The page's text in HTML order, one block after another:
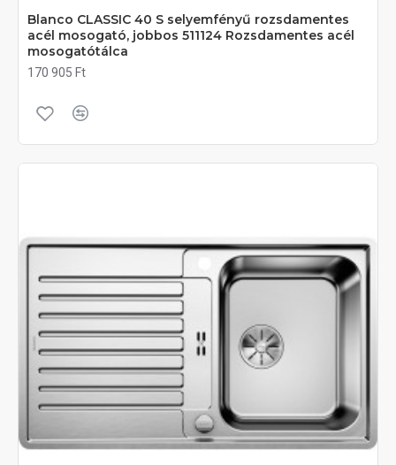
Blanco CLASSIC 40 S selyemfényű rozsdamentes
acél mosogató, jobbos 511124 Rozsdamentes acél
mosogatótálca
170 905 Ft